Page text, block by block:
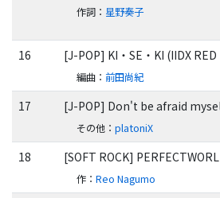
作詞 ： 星野奏子
16 [J-POP] KI・SE・KI (IIDX
編曲 ： 前田尚紀
17 [J-POP] Don't be afraid
その他 ：platoniX
18 [SOFT ROCK]
作 ：Reo Nagumo